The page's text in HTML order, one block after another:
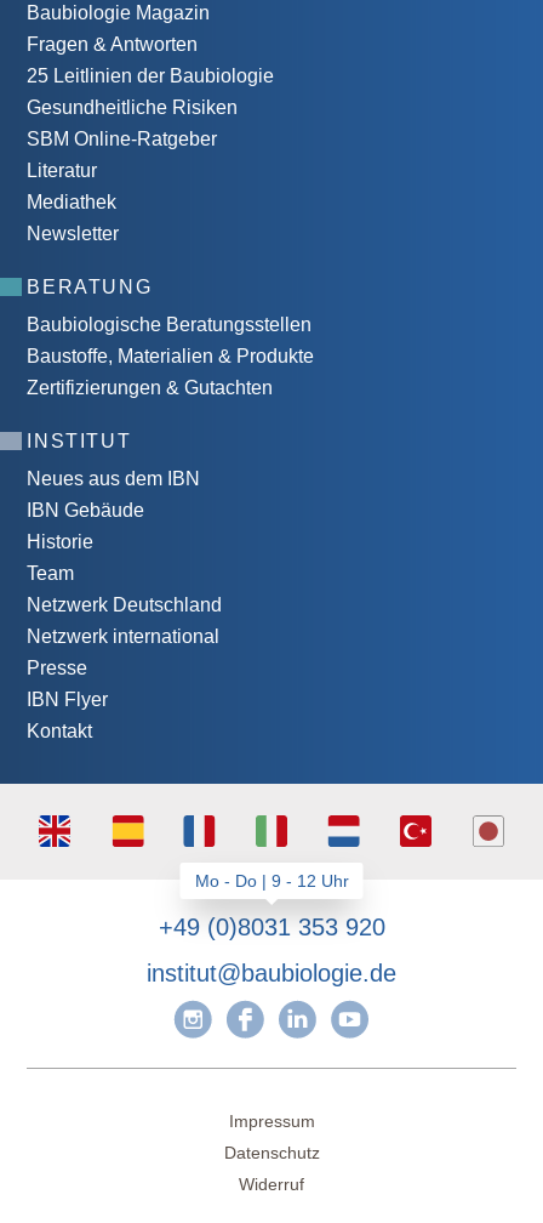
Baubiologie Magazin
Fragen & Antworten
25 Leitlinien der Baubiologie
Gesundheitliche Risiken
SBM Online-Ratgeber
Literatur
Mediathek
Newsletter
BERATUNG
Baubiologische Beratungsstellen
Baustoffe, Materialien & Produkte
Zertifizierungen & Gutachten
INSTITUT
Neues aus dem IBN
IBN Gebäude
Historie
Team
Netzwerk Deutschland
Netzwerk international
Presse
IBN Flyer
Kontakt
+49 (0)8031 353 920
institut@baubiologie.de
Impressum
Datenschutz
Widerruf